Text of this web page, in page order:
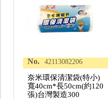
No. 42113082206
奈米環保清潔袋(特小)
寬40cm*長50cm(約120
張)台灣製造300